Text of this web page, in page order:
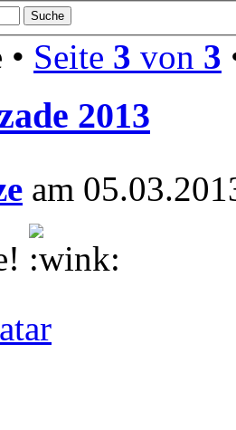
Seite 3 von 3
2013
am